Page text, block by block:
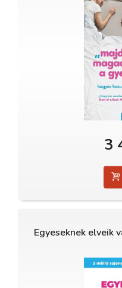
3
Egyeseknek elveik